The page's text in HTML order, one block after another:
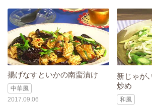
揚げなすといかの南蛮漬け
中華風
2017.09.06
新じゃが
炒め
和風